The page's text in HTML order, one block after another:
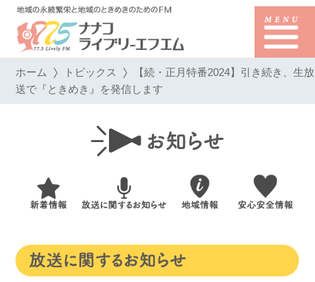
ホーム トピックス 【続・正月特番2024】引き続き、生放
送で『ときめき』を発信します